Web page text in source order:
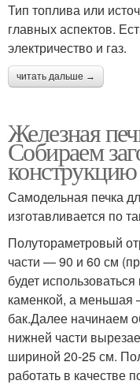
Тип топлива или
главных аспектов.
электричество и газ.
читать дальше →
Железная
Собираем
конструкцию
Самодельная печка
изготавливается по
Полутораметровый
части — 90 и 60 см
будет
каменкой, а меньшая
бак.Далее начинаем
нижней части
шириной 20-25 см.
работать в качестве